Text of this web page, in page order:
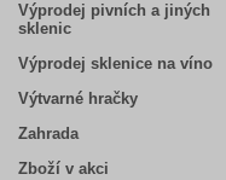
Výprodej pivních a jiných
sklenic
Výprodej sklenice na víno
Výtvarné hračky
Zahrada
Zboží v akci